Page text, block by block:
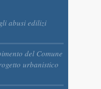
abusi edilizi
del Comune
urbanistico